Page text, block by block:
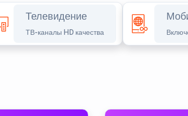
Телевидение
ТВ-каналы HD качества